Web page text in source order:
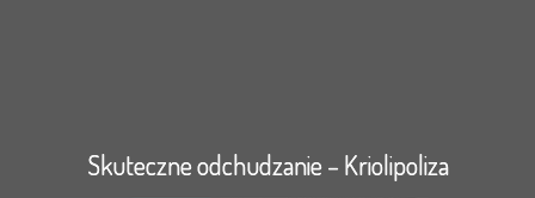
Skuteczne odchudzanie – Kriolipoliza